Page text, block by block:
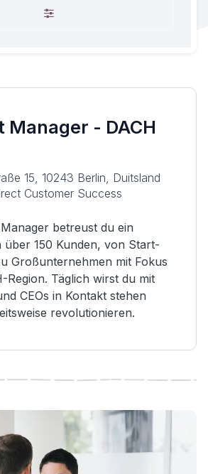
Manager - DACH
15, 10243 Berlin, Duitsland
Customer Success
betreust du ein
150 Kunden, von Start-
Großunternehmen mit Fokus
Region. Täglich wirst du mit
CEOs in Kontakt stehen
revolutionieren.